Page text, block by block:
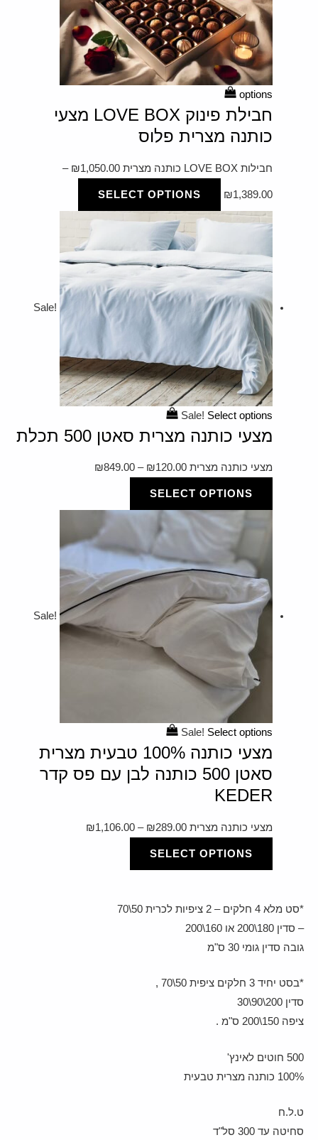
options
חבילת פינוק LOVE BOX מצעי
כותנה מצרית פלוס
חבילות LOVE BOX כותנה מצרית ₪1,050.00
–
₪1,389.00
SELECT OPTIONS
Sale!
Sale! Select options
מצעי כותנה מצרית סאטן 500 תכלת
מצעי כותנה מצרית ₪120.00
–
₪849.00
SELECT OPTIONS
Sale!
Sale! Select options
מצעי כותנה 100% טבעית מצרית
סאטן 500 כותנה לבן עם פס קדר
KEDER
מצעי כותנה מצרית ₪289.00
–
₪1,106.00
SELECT OPTIONS
*סט מלא 4 חלקים – 2 ציפיות לכרית 50\70
– סדין 180\200 או 160\200
גובה סדין גומי 30 ס"מ
*בסט יחיד 3 חלקים ציפית 50\70 ,
סדין 200\90\30
ציפה 150\200 ס"מ .
500 חוטים לאינץ'
100% כותנה מצרית טבעית
ט.ל.ח
סחיטה עד 300 סל"ד